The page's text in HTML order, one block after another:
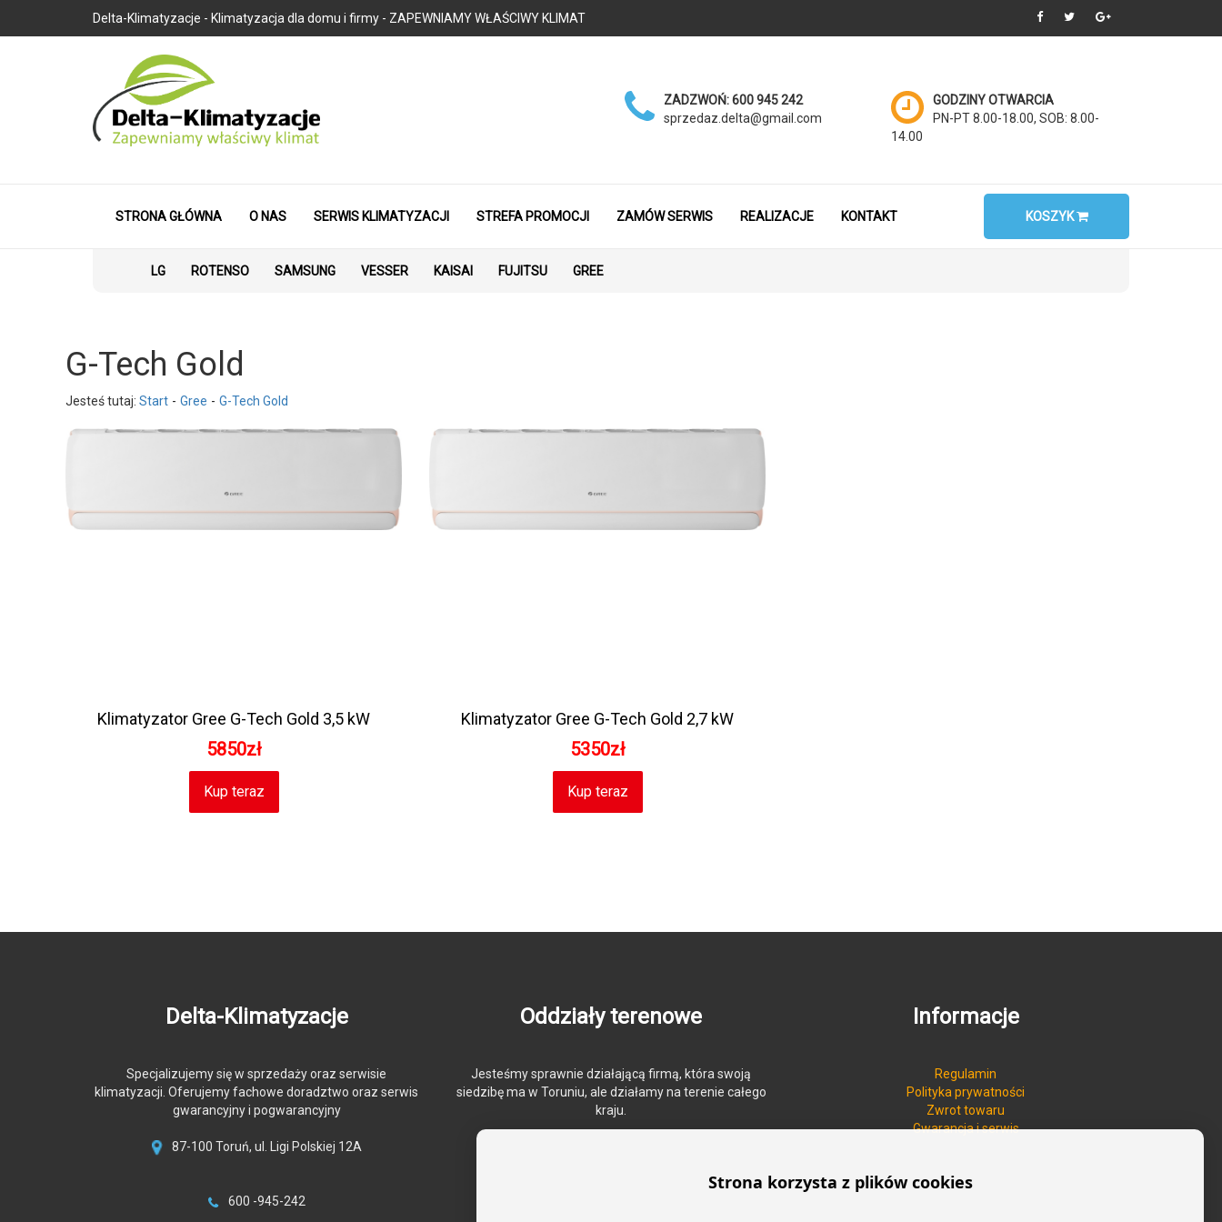
Delta-Klimatyzacje - Klimatyzacja dla domu i firmy - ZAPEWNIAMY WŁAŚCIWY KLIMAT
ZADZWOŃ:600 945 242
sprzedaz.delta@gmail.com
GODZINY OTWARCIA
PN-PT 8.00-18.00, SOB: 8.00-
14.00
STRONA GŁÓWNA O NAS SERWIS KLIMATYZACJI STREFA PROMOCJI ZAMÓW SERWIS REALIZACJE KONTAKT KOSZYK
LG ROTENSO SAMSUNG VESSER KAISAI FUJITSU GREE
G-Tech Gold
Jesteś tutaj: Start Gree G-Tech Gold
Klimatyzator Gree G-Tech Gold 3,5 kW
5850zł
Kup teraz
Klimatyzator Gree G-Tech Gold 2,7 kW
5350zł
Kup teraz
Delta-Klimatyzacje
Specjalizujemy się w sprzedaży oraz serwisie
klimatyzacji. Oferujemy fachowe doradztwo oraz serwis
gwarancyjny i pogwarancyjny
87-100 Toruń, ul. Ligi Polskiej 12A
600 -945-242
Oddziały terenowe
Jesteśmy sprawnie działającą firmą, która swoją
siedzibę ma w Toruniu, ale działamy na terenie całego
kraju.
Informacje
Regulamin
Polityka prywatności
Zwrot towaru
Gwarancja i serwis
Strona korzysta z plików cookies